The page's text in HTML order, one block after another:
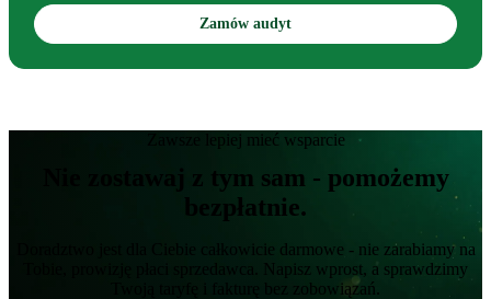
Zamów audyt
Zawsze lepiej mieć wsparcie
Nie zostawaj z tym sam - pomożemy
bezpłatnie.
Doradztwo jest dla Ciebie całkowicie darmowe - nie zarabiamy na
Tobie, prowizję płaci sprzedawca. Napisz wprost, a sprawdzimy
Twoją taryfę i fakturę bez zobowiązań.